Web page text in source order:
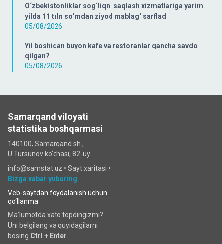
O‘zbekistonliklar sog‘liqni saqlash xizmatlariga yarim
yilda 11 trln so‘mdan ziyod mablag‘ sarfladi
05/08/2026
Yil boshidan buyon kafe va restoranlar qancha savdo
qilgan?
05/08/2026
Samarqand viloyati
statistika boshqarmasi
140100, Samarqand sh.,
U.Tursunov ko‘chаsi, 82-uy
info@samstat.uz • Sayt xaritasi •
Bizga xabar yuboring
Veb-saytdan foydalanish uchun
qo‘llanma
Ma'lumotda xato topdingizmi?
Uni belgilang va quyidagilarni
bosing Ctrl + Enter